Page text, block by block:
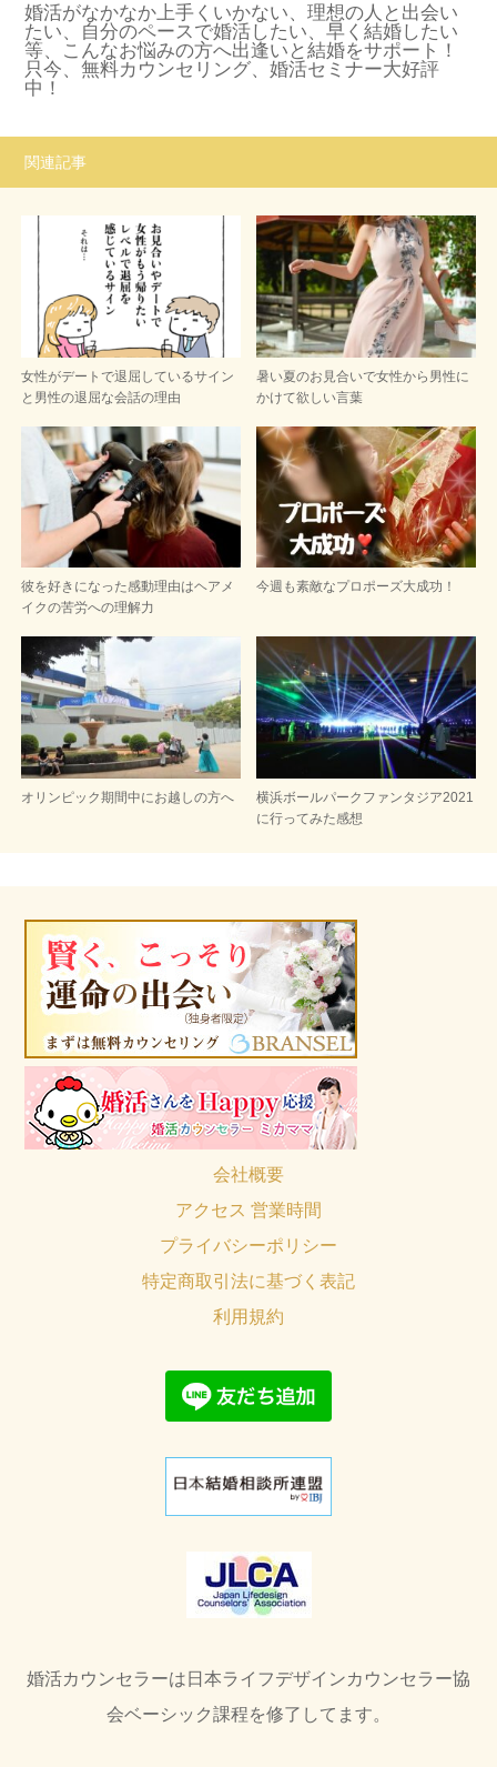
婚活がなかなか上手くいかない、理想の人と出会い
たい、自分のペースで婚活したい、早く結婚したい
等、こんなお悩みの方へ出逢いと結婚をサポート！
只今、無料カウンセリング、婚活セミナー大好評
中！
関連記事
女性がデートで退屈しているサイン
と男性の退屈な会話の理由
暑い夏のお見合いで女性から男性に
かけて欲しい言葉
彼を好きになった感動理由はヘアメ
イクの苦労への理解力
今週も素敵なプロポーズ大成功！
オリンピック期間中にお越しの方へ
横浜ボールパークファンタジア2021
に行ってみた感想
会社概要
アクセス 営業時間
プライバシーポリシー
特定商取引法に基づく表記
利用規約
婚活カウンセラーは日本ライフデザインカウンセラー協
会ベーシック課程を修了してます。